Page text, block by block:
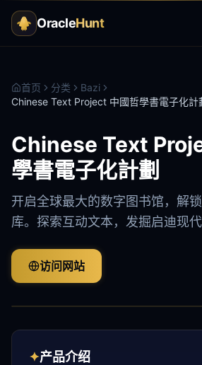
OracleHunt
首页 分类
Bazi
Chinese Text Project 中國哲學書電子化計
Chinese Text
學書電子化計劃
开启全球最大的数字图书馆，解
库。探索互动文本，发掘启迪现
访问网站
✦产品介绍